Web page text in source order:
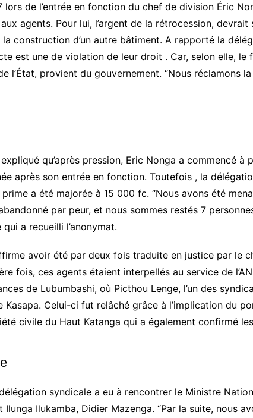
lors de l’entrée en fonction du chef de division Éric
agents. Pour lui, l’argent de la rétrocession,
construction d’un autre bâtiment. A rapporté la
est une de violation de leur droit . Car, selon elle, le
l’État, provient du gouvernement. “Nous réclamons
qu’après pression, Eric Nonga a commencé à
après son entrée en fonction. Toutefois , la
a été majorée à 15 000 fc. “Nous avons été
par peur, et nous sommes restés 7
a recueilli l’anonymat.
avoir été par deux fois traduite en justice par le
fois, ces agents étaient interpellés au service de l’
de Lubumbashi, où Picthou Lenge, l’un des
Kasapa. Celui-ci fut relâché grâce à l’implication du
civile du Haut Katanga qui a également confirmé
syndicale a eu à rencontrer le Ministre
Ilunga Ilukamba, Didier Mazenga. “Par la suite, nous